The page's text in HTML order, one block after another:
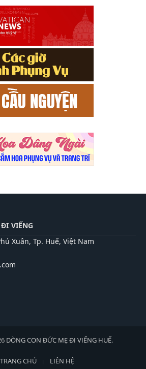
VIẾNG
Xuân, Tp. Huế, Việt Nam
DÒNG CON ĐỨC MẸ ĐI VIẾNG HUẾ.
TRANG CHỦ LIÊN HỆ